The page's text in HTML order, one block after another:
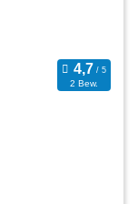
2 Bew.